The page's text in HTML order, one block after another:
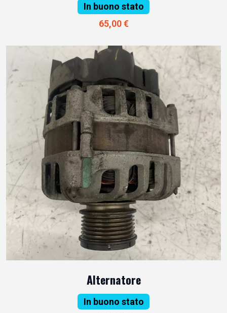
In buono stato
65,00 €
Alternatore
In buono stato